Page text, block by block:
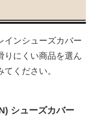
インシューズカバー
りにくい商品を選ん
ください。
シューズカバー